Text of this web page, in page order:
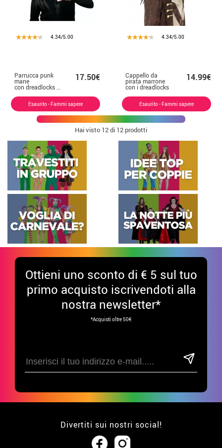
4.34/5.00
Parrucca punk
mane 17.50€
Esaurito - Fammi sapere
4.34/5.00
Cappello da
pirata marrone
con i dreadlocks
14.99€
Esaurito - Fammi sapere
Hai visto 12di 12 prodotti
Ottieni uno sconto di € 5 sul tuo
primo acquisto iscrivendoti alla
nostra newsletter*
*Acquisti oltre 50€
Divertiti sui nostri social!